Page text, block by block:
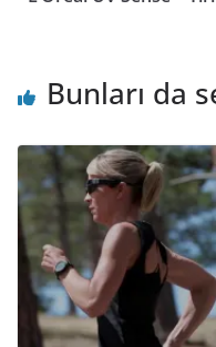
Bunları da